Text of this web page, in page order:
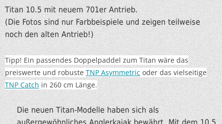
Titan 10.5 mit neuem 701er Antrieb.
(Die Fotos sind nur Farbbeispiele und zeigen teilweise
noch den alten Antrieb!)
Tipp! Ein passendes Doppelpaddel zum Titan wäre das
preiswerte und robuste TNP Asymmetric oder das vielseitige
TNP Catch in 260 cm Länge.
Die neuen Titan-Modelle haben sich als